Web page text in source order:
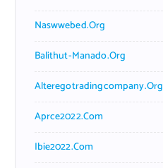
Naswwebed.org
Balithut-Manado.org
Alteregotradingcompany.org
Aprce2022.com
Ibie2022.com